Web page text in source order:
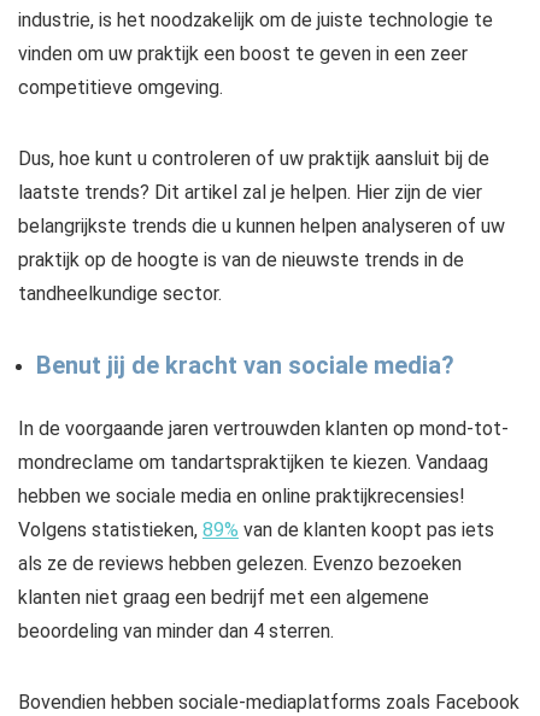
industrie, is het noodzakelijk om de juiste technologie te
vinden om uw praktijk een boost te geven in een zeer
competitieve omgeving.
Dus, hoe kunt u controleren of uw praktijk aansluit bij de
laatste trends? Dit artikel zal je helpen. Hier zijn de vier
belangrijkste trends die u kunnen helpen analyseren of uw
praktijk op de hoogte is van de nieuwste trends in de
tandheelkundige sector.
Benut jij de kracht van sociale media?
In de voorgaande jaren vertrouwden klanten op mond-tot-
mondreclame om tandartspraktijken te kiezen. Vandaag
hebben we sociale media en online praktijkrecensies!
Volgens statistieken, 89% van de klanten koopt pas iets
als ze de reviews hebben gelezen. Evenzo bezoeken
klanten niet graag een bedrijf met een algemene
beoordeling van minder dan 4 sterren.
Bovendien hebben sociale-mediaplatforms zoals Facebook